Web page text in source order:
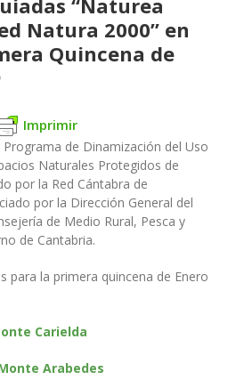
Natura 2000” en
Quincena de
Imprimir
de Dinamización del Uso
Naturales Protegidos de
por la Red Cántabra de
por la Dirección General del
de Medio Rural, Pesca y
de Cantabria.
para la primera quincena de Enero
Carielda
Arabedes